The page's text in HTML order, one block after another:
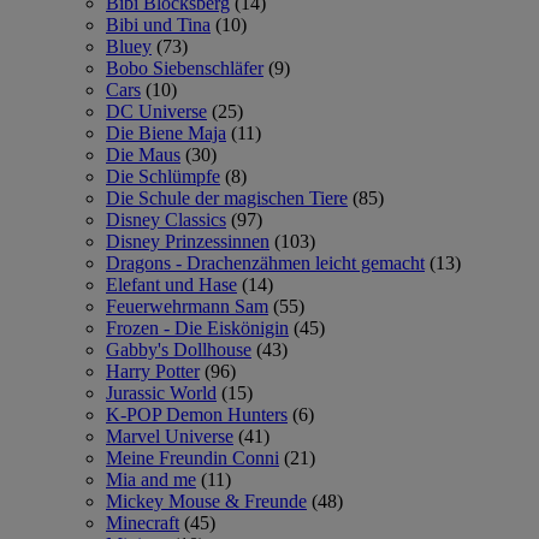
Bibi und Tina (10)
Bluey (73)
Bobo Siebenschläfer (9)
Cars (10)
DC Universe (25)
Die Biene Maja (11)
Die Maus (30)
Die Schlümpfe (8)
Die Schule der magischen Tiere (85)
Disney Classics (97)
Disney Prinzessinnen (103)
Dragons - Drachenzähmen leicht gemacht (13)
Elefant und Hase (14)
Feuerwehrmann Sam (55)
Frozen - Die Eiskönigin (45)
Gabby's Dollhouse (43)
Harry Potter (96)
Jurassic World (15)
K-POP Demon Hunters (6)
Marvel Universe (41)
Meine Freundin Conni (21)
Mia and me (11)
Mickey Mouse & Freunde (48)
Minecraft (45)